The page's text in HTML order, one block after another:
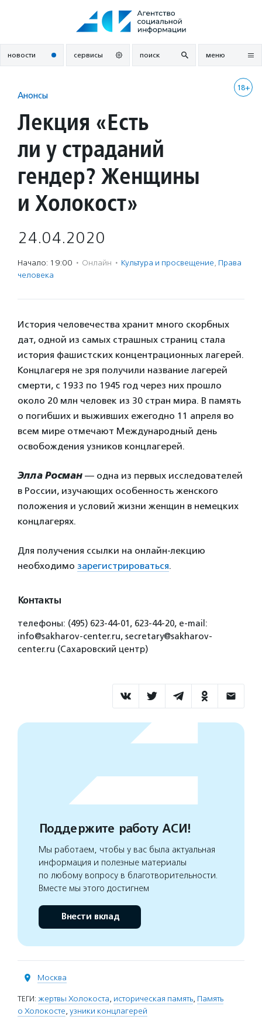
новости сервисы поиск меню
18+
Анонсы
Лекция «Есть
ли у страданий
гендер? Женщины
и Холокост»
24.04.2020
Начало: 19:00 · Онлайн · Культура и просвещение, Права
человека
История человечества хранит много скорбных
дат, одной из самых страшных страниц стала
история фашистских концентрационных лагерей.
Концлагеря не зря получили название лагерей
смерти, с 1933 по 1945 год через них прошло
около 20 млн человек из 30 стран мира. В память
о погибших и выживших ежегодно 11 апреля во
всем мире отмечают Международный день
освобождения узников концлагерей.
Элла Росман — одна из первых исследователей
в России, изучающих особенность женского
положения и условий жизни женщин в немецких
концлагерях.
Для получения ссылки на онлайн-лекцию
необходимо зарегистрироваться.
Контакты
телефоны: (495) 623-44-01, 623-44-20, e-mail:
info@sakharov-center.ru, secretary@sakharov-
center.ru (Сахаровский центр)
Поддержите работу АСИ!
Мы работаем, чтобы у вас была актуальная
информация и полезные материалы
по любому вопросу в благотворительности.
Вместе мы этого достигнем
Внести вклад
Москва
ТЕГИ: жертвы Холокоста, историческая память, Память
о Холокосте, узники концлагерей